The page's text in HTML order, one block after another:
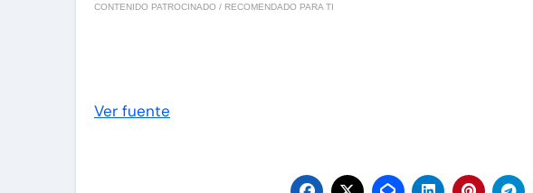
CONTENIDO PATROCINADO / RECOMENDADO PARA TI
Ver fuente